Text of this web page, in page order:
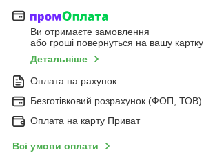
Ви отримаєте замовлення
або гроші повернуться на вашу картку
Детальніше
Оплата на рахунок
Безготівковий розрахунок (ФОП, ТОВ)
Оплата на карту Приват
Всі умови оплати